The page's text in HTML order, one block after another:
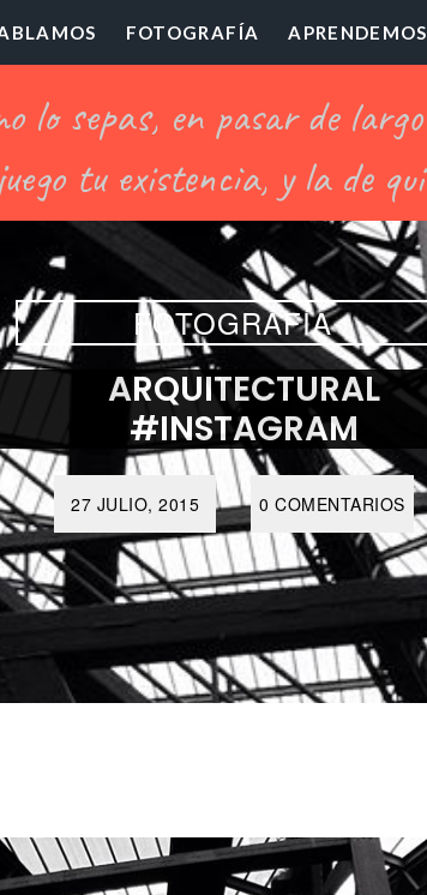
FOTOGRAFÍA APRENDEMOS
FOTOGRAFÍA
ARQUITECTURAL
#INSTAGRAM
27 JULIO, 2015 0 COMENTARIOS